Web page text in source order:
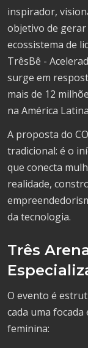
inspirador,
objetivo de
ecossistema de
TrêsBê -
surge em
mais de 12
na América
A proposta do
tradicional: é o
que conecta
realidade,
da tecnologia.
Três
O evento é
cada uma
feminina: